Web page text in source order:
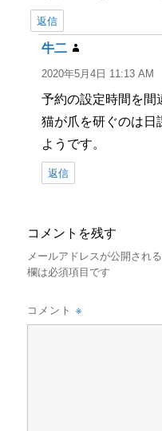
返信
牛二
り:
2020年5月4日 11:13 AM
予約の設定時間を間
猫が爪を研ぐのは日
ようです。
返信
コメントを残す
メールアドレスが公開され
欄は必須項目です
コメント※